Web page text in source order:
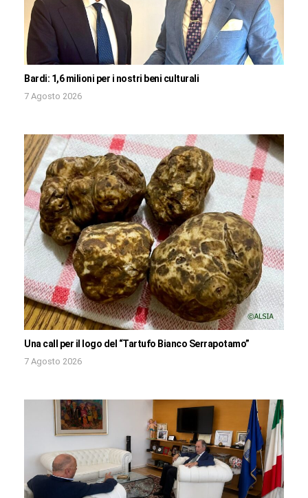
Bardi: 1,6 milioni per i nostri beni culturali
7 Agosto 2026
Una call per il logo del “Tartufo Bianco Serrapotamo”
7 Agosto 2026